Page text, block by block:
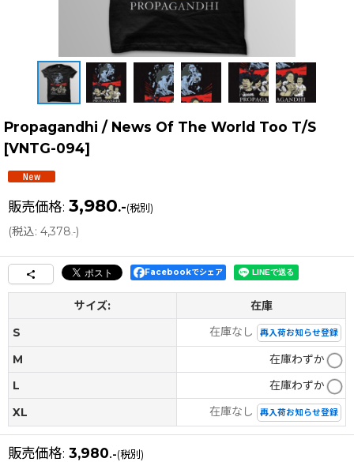
Propagandhi / News Of The World Too T/S
[VNTG-094]
販売価格: 3,980.-(税別)
(税込: 4,378.-)
Facebookでシェア
サイズ:
在庫
S
在庫なし 再入荷お知らせ登録
M
在庫わずか
L
在庫わずか
XL
在庫なし 再入荷お知らせ登録
販売価格: 3,980.-(税別)